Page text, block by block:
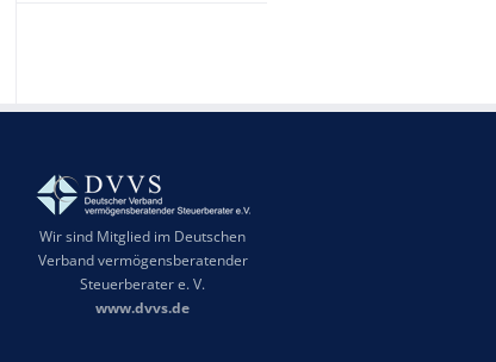
Wir sind Mitglied im Deutschen
Verband vermögensberatender
Steuerberater e. V.
www.dvvs.de